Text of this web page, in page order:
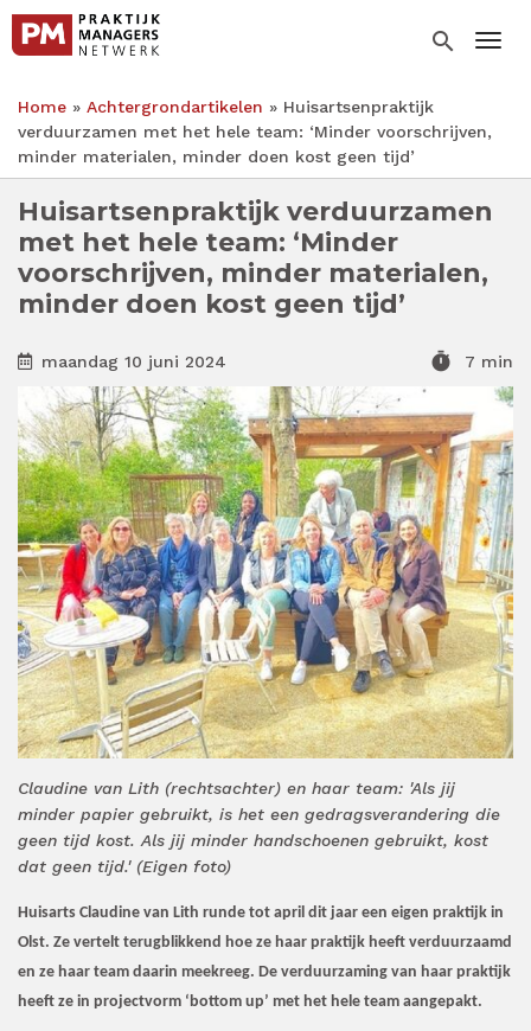
Overslaan
naar
inhoud
gaan
search
Kruimelpad
Home Achtergrondartikelen
Huisartsenpraktijk
verduurzamen met het hele team: ‘Minder voorschrijven,
minder materialen, minder doen kost geen tijd’
Huisartsenpraktijk verduurzamen
met het hele team: ‘Minder
voorschrijven, minder materialen,
minder doen kost geen tijd’
maandag 10 juni 2024 timer 7 min
Claudine van Lith (rechtsachter) en haar team: 'Als jij
minder papier gebruikt, is het een gedragsverandering die
geen tijd kost. Als jij minder handschoenen gebruikt, kost
dat geen tijd.' (Eigen foto)
Huisarts Claudine van Lith runde tot april dit jaar een eigen praktijk in
Olst. Ze vertelt terugblikkend hoe ze haar praktijk heeft verduurzaamd
en ze haar team daarin meekreeg. De verduurzaming van haar praktijk
heeft ze in projectvorm ‘bottom up’ met het hele team aangepakt.